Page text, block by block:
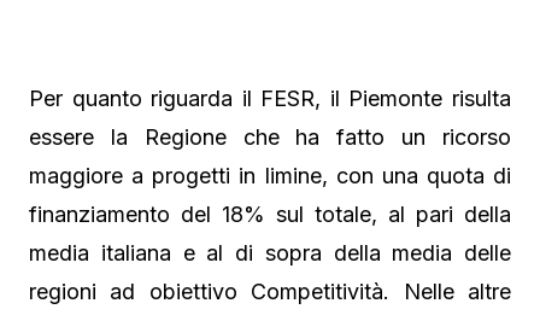
Per quanto riguarda il FESR, il Piemonte risulta
essere la Regione che ha fatto un ricorso
maggiore a progetti in limine, con una quota di
finanziamento del 18% sul totale, al pari della
media italiana e al di sopra della media delle
regioni ad obiettivo Competitività. Nelle altre